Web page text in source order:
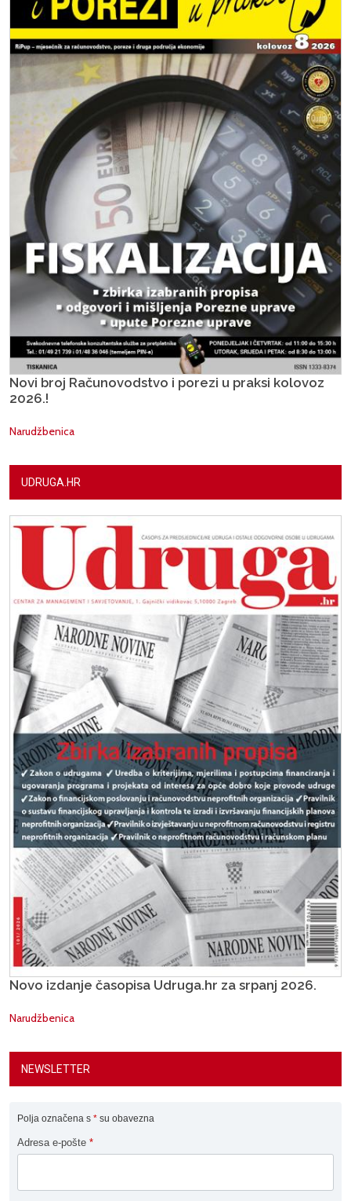
Novi broj Računovodstvo i porezi u praksi kolovoz
2026.!
Narudžbenica
UDRUGA.HR
Novo izdanje časopisa Udruga.hr za srpanj 2026.
Narudžbenica
NEWSLETTER
Polja označena s * su obavezna
Adresa e-pošte *